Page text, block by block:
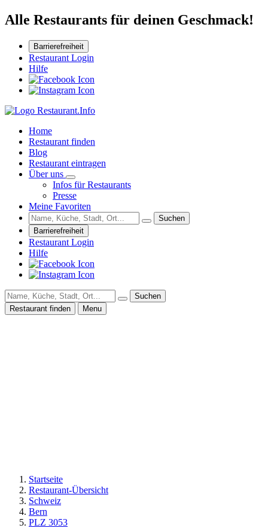
Alle Restaurants für deinen Geschmack!
Barrierefreiheit
Restaurant Login
Hilfe
Home
Restaurant finden
Blog
Restaurant eintragen
Über uns
Infos für Restaurants
Presse
Meine Favoriten
Suchen
Barrierefreiheit
Restaurant Login
Hilfe
Suchen
Restaurant finden
Menu
Startseite
Restaurant-Übersicht
Schweiz
Bern
PLZ 3053